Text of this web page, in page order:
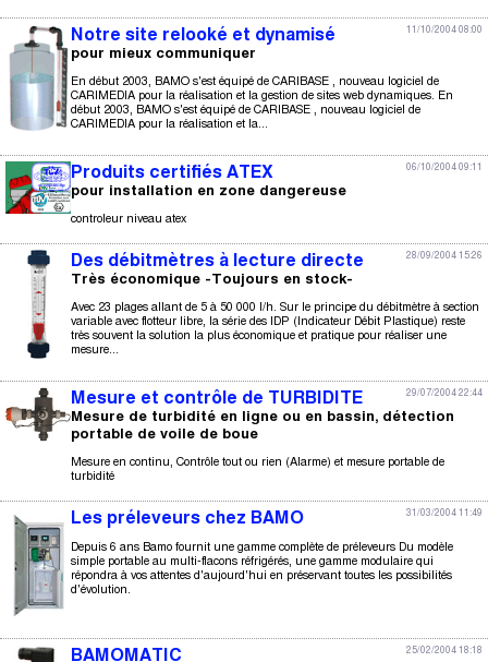
11/10/2004 08:00
Notre site relooké et dynamisé
pour mieux communiquer
En début 2003, BAMO s'est équipé de CARIBASE , nouveau logiciel de
CARIMEDIA pour la réalisation et la gestion de sites web dynamiques. En
début 2003, BAMO s'est équipé de CARIBASE , nouveau logiciel de
CARIMEDIA pour la réalisation et la...
06/10/2004 09:11
Produits certifiés ATEX
pour installation en zone dangereuse
controleur niveau atex
28/09/2004 15:26
Des débitmètres à lecture directe
Très économique -Toujours en stock-
Avec 23 plages allant de 5 à 50 000 l/h. Sur le principe du débitmètre à section
variable avec flotteur libre, la série des IDP (Indicateur Débit Plastique) reste
très souvent la solution la plus économique et pratique pour réaliser une
mesure...
29/07/2004 22:44
Mesure et contrôle de TURBIDITE
Mesure de turbidité en ligne ou en bassin, détection
portable de voile de boue
Mesure en continu, Contrôle tout ou rien (Alarme) et mesure portable de
turbidité
31/03/2004 11:49
Les préleveurs chez BAMO
Depuis 6 ans Bamo fournit une gamme complète de préleveurs Du modèle
simple portable au multi-flacons réfrigérés, une gamme modulaire qui
répondra à vos attentes d'aujourd'hui en préservant toutes les possibilités
d'évolution.
25/02/2004 18:18
BAMOMATIC